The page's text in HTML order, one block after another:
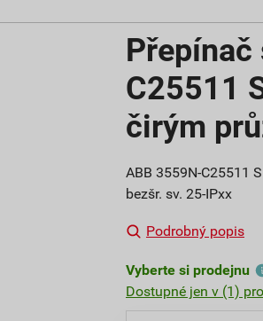
C25511
čirým
ABB 3559N-C25511
bezšr. sv. 25-IPxx
Podrobný popis
Vyberte si prodejnu
Dostupné jen v (1)